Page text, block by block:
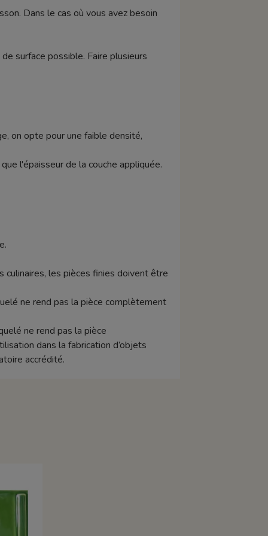
Dans le cas où vous avez besoin
surface possible. Faire plusieurs
on opte pour une faible densité,
l'épaisseur de la couche appliquée.
culinaires, les pièces finies doivent être
ne rend pas la pièce complètement
ne rend pas la pièce
dans la fabrication d’objets
accrédité.